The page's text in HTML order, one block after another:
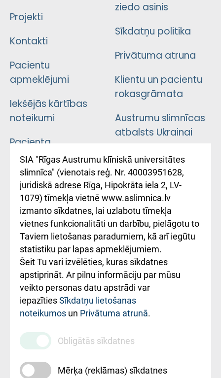
Projekti
Kontakti
Pacientu
apmeklējumi
Iekšējās kārtības
noteikumi
Pacienta
atsauksmju/sūdzību
iesniegšanas
kārtība
Kā pie mums nokļūt
Rēķinu apmaksas
ceļvedis
Rekvizīti un
ārstniecības
iestādes kods
010000234
Maksas
pakalpojumu
cenrādis
ziedo asinis
Sīkdatņu politika
Privātuma atruna
Klientu un pacientu
rokasgrāmata
Austrumu slimnīcas
atbalsts Ukrainai
Підтримка Східної
лікарні та співпраця з
Україною
SIA "Rīgas Austrumu klīniskā universitātes
slimnīca" (vienotais reģ. Nr. 40003951628,
juridiskā adrese Rīga, Hipokrāta iela 2, LV-
1079) tīmekļa vietnē www.aslimnica.lv
izmanto sīkdatnes, lai uzlabotu tīmekļa
vietnes funkcionalitāti un darbību, pielāgotu to
Taviem lietošanas paradumiem, kā arī iegūtu
statistiku par lapas apmeklējumiem.
Šeit Tu vari izvēlēties, kuras sīkdatnes
apstiprināt. Ar pilnu informāciju par mūsu
veikto personas datu apstrādi var
iepazītiesSīkdatņu lietošanas
noteikumos un Privātuma atrunā.
Obligātās sīkdatnes
Mērķa (reklāmas) sīkdatnes